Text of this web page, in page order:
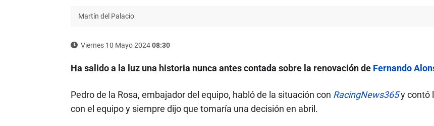
Martín del Palacio
Viernes 10 Mayo 202408:30
Ha salido a la luz una historia nunca antes contada sobre la renovación de Fernando
Pedro de la Rosa, embajador del equipo, habló de la situación con RacingNews365y contó
con el equipo y siempre dijo que tomaría una decisión en abril.